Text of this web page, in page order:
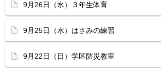
9月26日（水）３年生体育
9月25日（水）はさみの練習
9月22日（日）学区防災教室